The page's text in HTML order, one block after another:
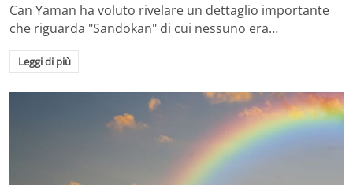
Can Yaman ha voluto rivelare un dettaglio importante
che riguarda "Sandokan" di cui nessuno era…
Leggi di più